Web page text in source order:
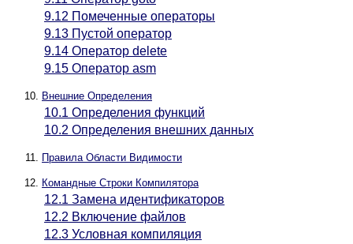
9.12 Помеченные операторы
9.13 Пустой оператор
9.14 Оператор delete
9.15 Оператор asm
Внешние Определения
10.1 Определения функций
10.2 Определения внешних данных
Правила Области Видимости
Командные Строки Компилятора
12.1 Замена идентификаторов
12.2 Включение файлов
12.3 Условная компиляция